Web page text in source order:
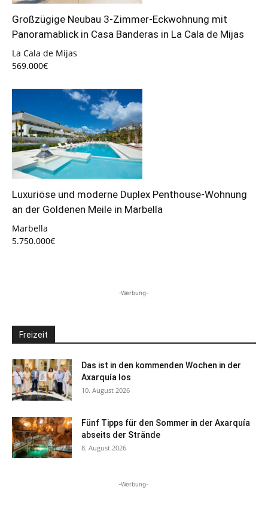
Großzügige Neubau 3-Zimmer-Eckwohnung mit
Panoramablick in Casa Banderas in La Cala de Mijas
La Cala de Mijas
569.000€
Luxuriöse und moderne Duplex Penthouse-Wohnung
an der Goldenen Meile in Marbella
Marbella
5.750.000€
-Werbung-
Freizeit
Das ist in den kommenden Wochen in der
Axarquía los
10. August 2026
Fünf Tipps für den Sommer in der Axarquía
abseits der Strände
8. August 2026
-Werbung-